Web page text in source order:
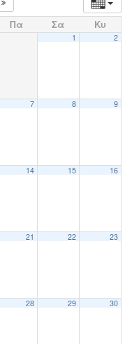
Πα Σα Κυ
1 2
7 8 9
14 15 16
21 22 23
28 29 30